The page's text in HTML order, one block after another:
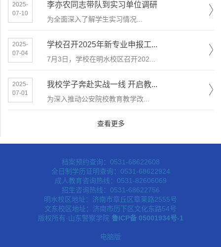
2025-
07-10
李亦农同志带队到实习单位调研
​为全面深入了解学生实习情况...
2025-
07-04
学校召开2025年新专业申报工...
7月3日，学校在明水校区召开202...
2025-
07-01
我校学子奔赴实战一线 开启教...
为深入推动公安院校教育教学改...
查看更多
档案预约查询：0531-68622608
全日制学历证明查询：0531-68622924
成人教育咨询热线：0531-82606069
招生咨询热线：0531-68622756
明水校区地址：济南市章丘区章莱路2555号
文东校区地址：济南市历下区文化东路54号
版权所有·山东警察学院 鲁ICP备 05001934号-1
电脑版